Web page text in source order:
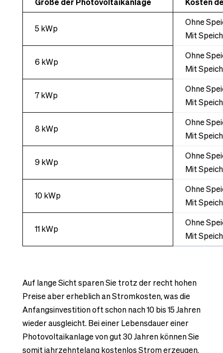
5 kWp
Ohne
Mit
6 kWp
Ohne
Mit
7 kWp
Ohne
Mit
8 kWp
Ohne
Mit
9 kWp
Ohne
Mit
10 kWp
Ohne
Mit
11 kWp
Ohne
Mit
Auf lange Sicht sparen Sie trotz der recht hohen
Preise aber erheblich an Stromkosten, was die
Anfangsinvestition oft schon nach 10 bis 15 Jahren
wieder ausgleicht. Bei einer Lebensdauer einer
Photovoltaikanlage von gut 30 Jahren können Sie
somit jahrzehntelang kostenlos Strom erzeugen.